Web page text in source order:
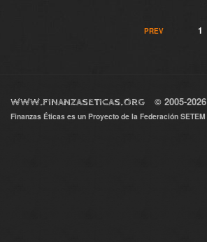
PREV 1
WWW.FINANZASETICAS.ORG © 2005-2026
Finanzas Éticas es un Proyecto de la Federación SETEM